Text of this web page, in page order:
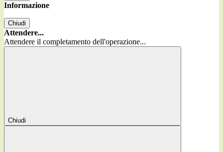
Informazione
Chiudi
Attendere...
Attendere il completamento dell'operazione...
Chiudi